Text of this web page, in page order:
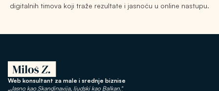
digitalnih timova koji traže rezultate i jasnoću u online nastupu.
Web konsultant za male i srednje biznise
„Jasno kao Skandinavija, ljudski kao Balkan."